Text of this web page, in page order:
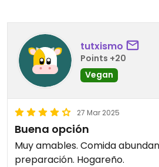
tutxismo
Points +20
Vegan
27 Mar 2025
Buena opción
Muy amables. Comida
preparación. Hogareño.